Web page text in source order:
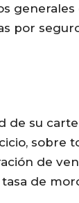
generales
por
de su
sobre
de
de